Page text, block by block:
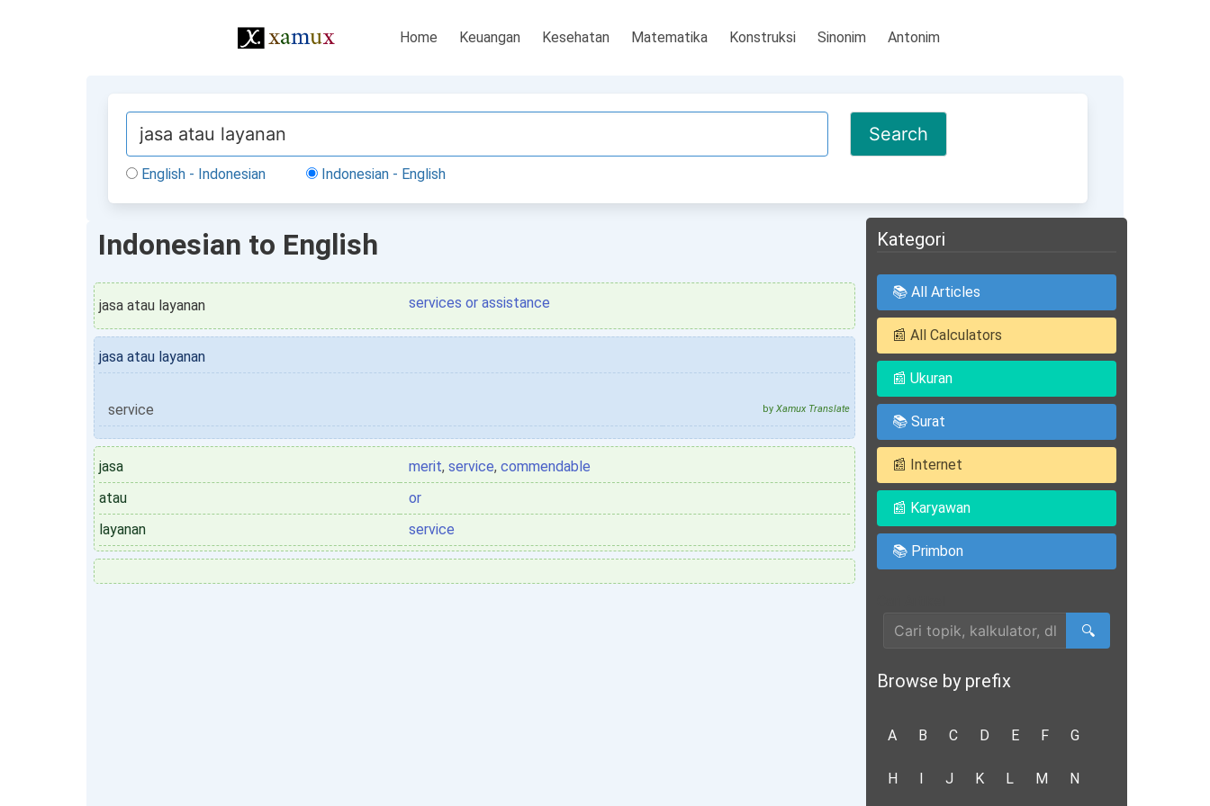
Home Keuangan Kesehatan Matematika Konstruksi Sinonim Antonim
English - Indonesian Indonesian - English
Indonesian to English
jasa atau layanan services or assistance
jasa atau layanan
service by Xamux Translate
jasa merit, service, commendable
atau
or
layanan
service
Kategori
📚 All Articles
📰 All Calculators
📰 Ukuran
📚 Surat
📰 Internet
📰 Karyawan
📚 Primbon
🔍
Browse by prefix
A B C D E F G
H I J K L M N